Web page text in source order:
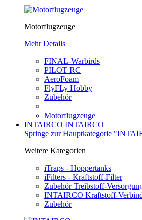
Motorflugzeuge
Mehr Details
FINAL-Warbirds
PILOT RC
AeroFoam
FlyFLy Hobby
Zubehör
Motorflugzeuge
INTAIRCO INTAIRCO
Springe zur Hauptkategorie
Weitere Kategorien
iTraps - Hoppertanks
iFilters - Kraftstoff-Filter
Zubehör Treibstoff-
INTAIRCO Kraftstoff-
Zubehör